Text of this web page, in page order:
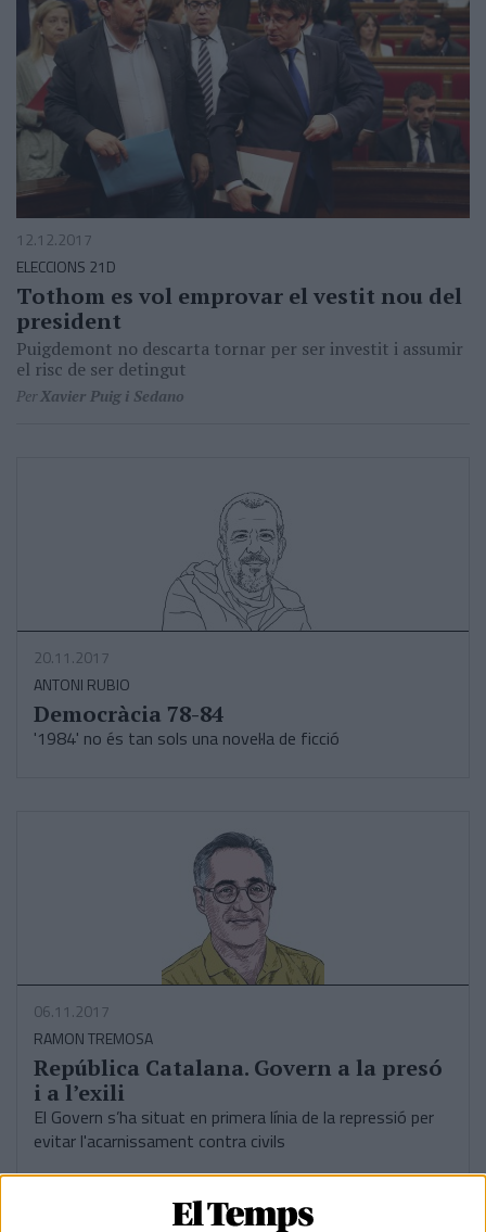
12.12.2017
ELECCIONS 21D
Tothom es vol emprovar el vestit nou del
president
Puigdemont no descarta tornar per ser investit i assumir
el risc de ser detingut
PerXavier Puig i Sedano
20.11.2017
ANTONI RUBIO
Democràcia 78-84
'1984' no és tan sols una novel·la de ficció
06.11.2017
RAMON TREMOSA
República Catalana. Govern a la presó
i a l’exili
El Govern s’ha situat en primera línia de la repressió per
evitar l'acarnissament contra civils